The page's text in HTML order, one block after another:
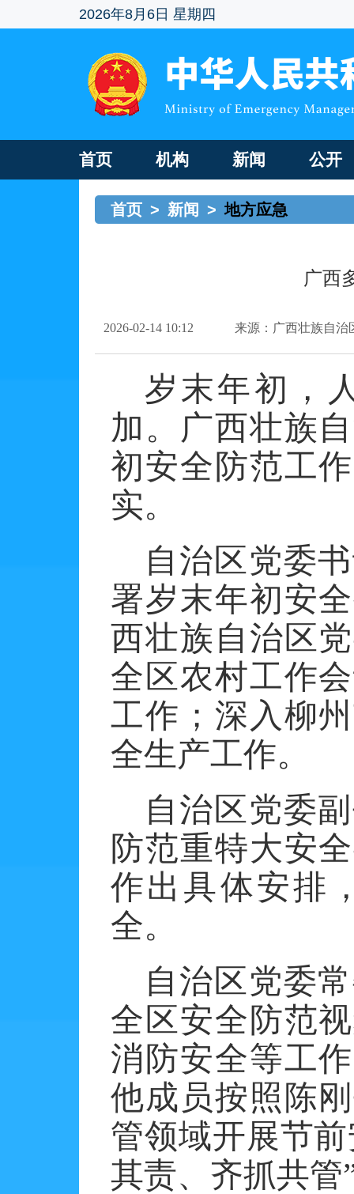
2026年8月6日 星期四
首页 机构 新闻 公开
首页 > 新闻 > 地方应急
广西
2026-02-14 10:12 来源：广西壮族自治
岁末年初，
加。广西壮族
初安全防范工
实。
自治区党委
署岁末年初安
西壮族自治区
全区农村工作
工作；深入柳
全生产工作。
自治区党委
防范重特大安
作出具体安排
全。
自治区党委
全区安全防范
消防安全等工
他成员按照陈
管领域开展节
其责、齐抓共管